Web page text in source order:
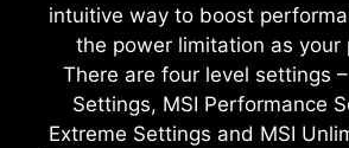
intuitive way to boost
the power limitation as your
There are four level settings
Settings, MSI Performance
Extreme Settings and MSI
електростатичних
електромагнітні шуми від
набагато довговічнішою
звичайними IO-